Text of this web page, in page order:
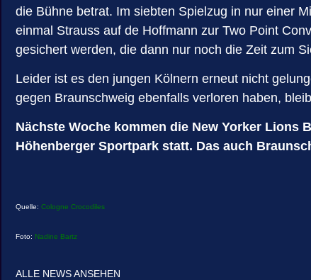
die Bühne betrat. Im siebten Spielzug in nur einer
einmal Strauss auf de Hoffmann zur Two Point
gesichert werden, die dann nur noch die Zeit zum
Leider ist es den jungen Kölnern erneut nicht
gegen Braunschweig ebenfalls verloren haben,
Nächste Woche kommen die New Yorker Lions
Höhenberger Sportpark statt. Das auch
Quelle: Cologne Crocodiles
Foto: Nadine Bartz
ALLE NEWS ANSEHEN